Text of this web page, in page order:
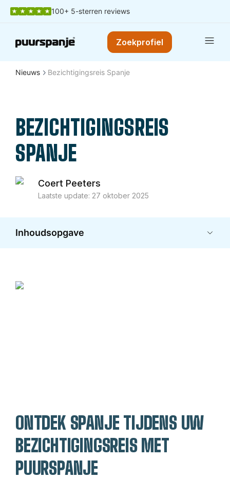
100+ 5-sterren reviews
Zoekprofiel
Nieuws Bezichtigingsreis Spanje
BEZICHTIGINGSREIS
SPANJE
Coert Peeters
Laatste update: 27 oktober 2025
Inhoudsopgave
ONTDEK SPANJE TIJDENS UW
BEZICHTIGINGSREIS MET
PUURSPANJE